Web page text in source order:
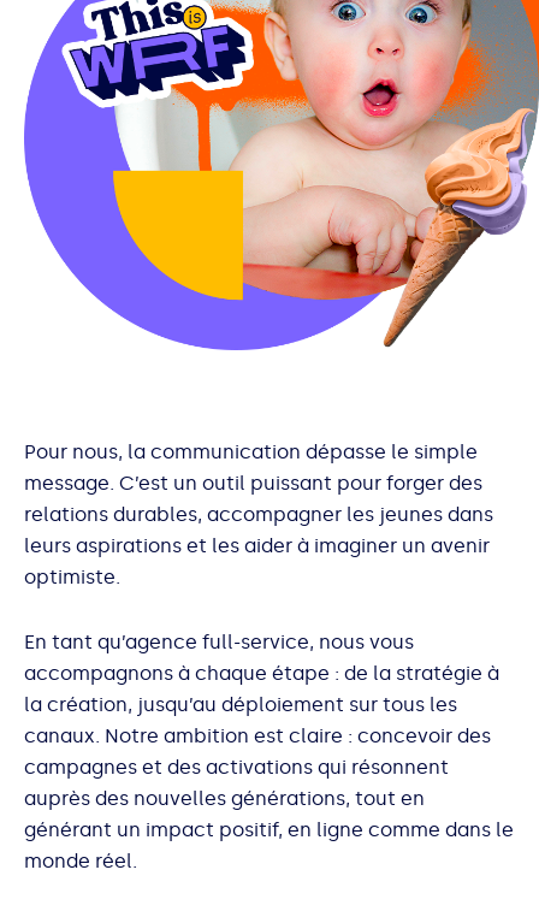
Pour nous, la communication dépasse le simple
message. C’est un outil puissant pour forger des
relations durables, accompagner les jeunes dans
leurs aspirations et les aider à imaginer un avenir
optimiste.
En tant qu’agence full-service, nous vous
accompagnons à chaque étape : de la stratégie à
la création, jusqu’au déploiement sur tous les
canaux. Notre ambition est claire : concevoir des
campagnes et des activations qui résonnent
auprès des nouvelles générations, tout en
générant un impact positif, en ligne comme dans le
monde réel.